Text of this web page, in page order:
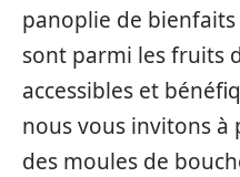
panoplie de
sont parmi les fruits
accessibles et
nous vous invitons à
des moules de